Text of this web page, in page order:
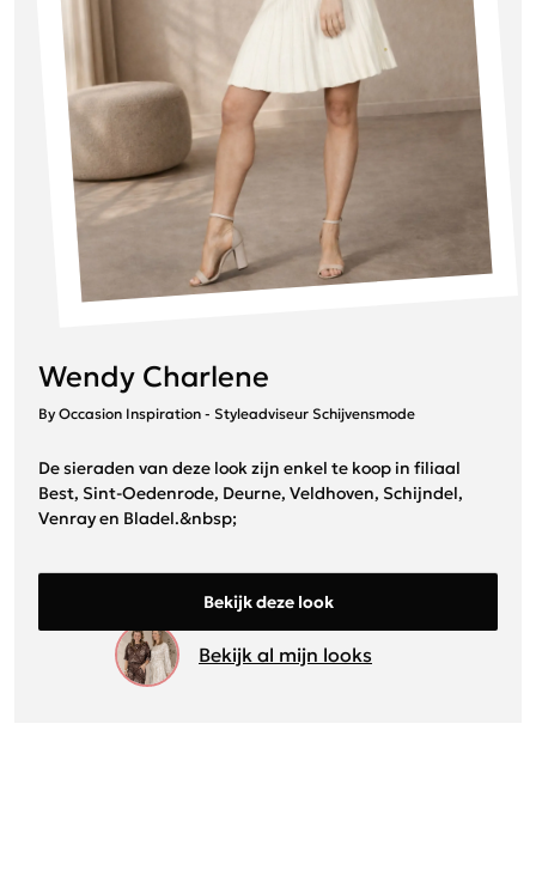
Wendy Charlene
By Occasion Inspiration - Styleadviseur Schijvensmode
De sieraden van deze look zijn enkel te koop in filiaal
Best, Sint-Oedenrode, Deurne, Veldhoven, Schijndel,
Venray en Bladel.&nbsp;
Bekijk deze look
Bekijk al mijn looks